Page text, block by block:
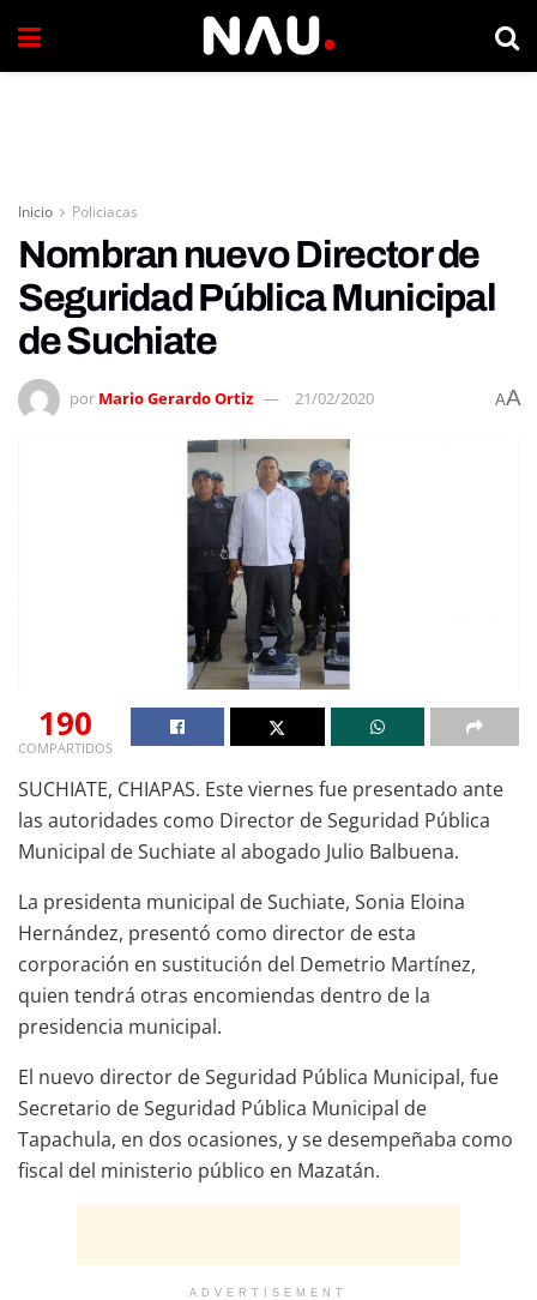
Inicio Policiacas
Nombran nuevo Director de
Seguridad Pública Municipal
de Suchiate
por Mario Gerardo Ortiz 21/02/2020 AA
190
COMPARTIDOS
SUCHIATE, CHIAPAS. Este viernes fue presentado ante
las autoridades como Director de Seguridad Pública
Municipal de Suchiate al abogado Julio Balbuena.
La presidenta municipal de Suchiate, Sonia Eloina
Hernández, presentó como director de esta
corporación en sustitución del Demetrio Martínez,
quien tendrá otras encomiendas dentro de la
presidencia municipal.
El nuevo director de Seguridad Pública Municipal, fue
Secretario de Seguridad Pública Municipal de
Tapachula, en dos ocasiones, y se desempeñaba como
fiscal del ministerio público en Mazatán.
ADVERTISEMENT